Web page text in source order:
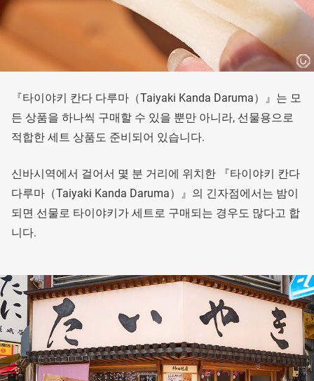
『타이야키 칸다 다루마（Taiyaki Kanda Daruma）』는 모
든 상품을 하나씩 구매할 수 있을 뿐만 아니라, 선물용으로
적합한 세트 상품도 준비되어 있습니다.
신바시역에서 걸어서 몇 분 거리에 위치한 『타이야키 칸다
다루마（Taiyaki Kanda Daruma）』의 긴자점에서는 밤이
되면 선물로 타이야키가 세트로 구매되는 경우도 많다고 합
니다.